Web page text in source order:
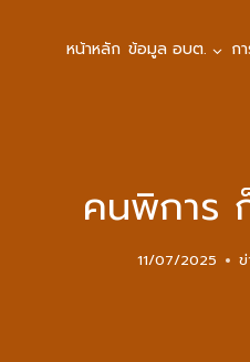
หน้าหลัก ข้อมูล อบต. ก
คนพิการ
11/07/2025